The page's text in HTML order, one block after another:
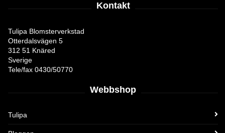
Kontakt
Tulipa Blomsterverkstad
Otterdalsvägen 5
312 51 Knäred
Sverige
Tele/fax 0430/50770
Webbshop
Tulipa